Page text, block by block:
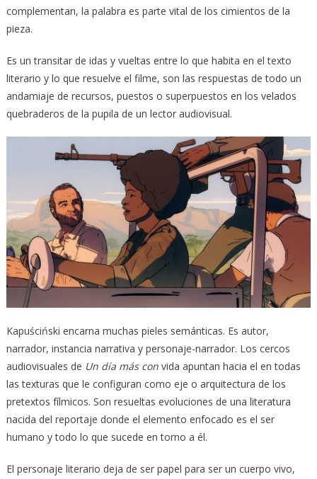
complementan, la palabra es parte vital de los cimientos de la
pieza.
Es un transitar de idas y vueltas entre lo que habita en el texto
literario y lo que resuelve el filme, son las respuestas de todo un
andamiaje de recursos, puestos o superpuestos en los velados
quebraderos de la pupila de un lector audiovisual.
Kapuściński encarna muchas pieles semánticas. Es autor,
narrador, instancia narrativa y personaje-narrador. Los cercos
audiovisuales de Un día más con vida apuntan hacia el en todas
las texturas que le configuran como eje o arquitectura de los
pretextos fílmicos. Son resueltas evoluciones de una literatura
nacida del reportaje donde el elemento enfocado es el ser
humano y todo lo que sucede en torno a él.
El personaje literario deja de ser papel para ser un cuerpo vivo,